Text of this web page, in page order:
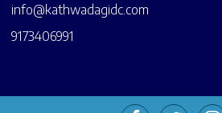
info@kathwadagidc.com
9173406991